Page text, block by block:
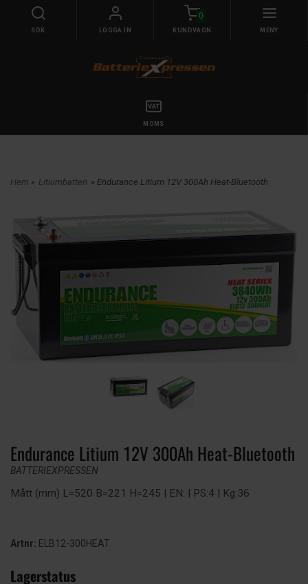
SÖK LOGGA IN
0
KUNDVAGN MENY
MOMS
Hem » Litiumbatteri » Endurance Litium 12V 300Ah Heat-Bluetooth
Endurance Litium 12V 300Ah Heat-Bluetooth
BATTERIEXPRESSEN
Mått (mm) L=520 B=221 H=245 | EN: | PS:4 | Kg:36
Artnr: ELB12-300HEAT
Lagerstatus